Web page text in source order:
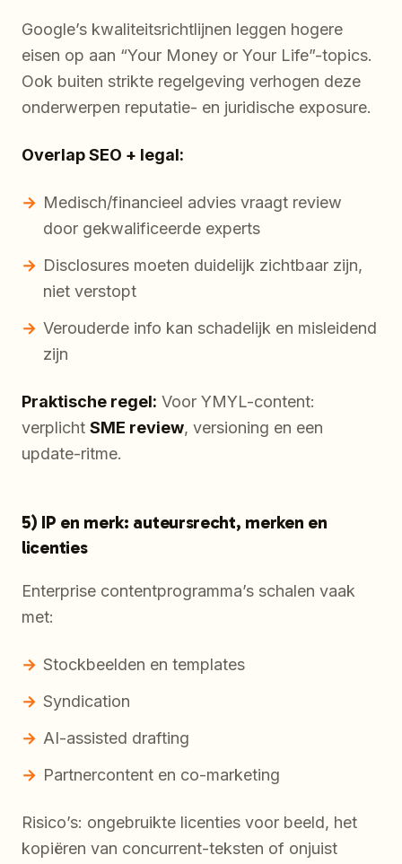
Google’s kwaliteitsrichtlijnen leggen hogere
eisen op aan “Your Money or Your Life”-topics.
Ook buiten strikte regelgeving verhogen deze
onderwerpen reputatie- en juridische exposure.
Overlap SEO + legal:
Medisch/financieel advies vraagt review
door gekwalificeerde experts
Disclosures moeten duidelijk zichtbaar zijn,
niet verstopt
Verouderde info kan schadelijk en misleidend
zijn
Praktische regel: Voor YMYL-content:
verplicht SME review, versioning en een
update-ritme.
5) IP en merk: auteursrecht, merken en
licenties
Enterprise contentprogramma’s schalen vaak
met:
Stockbeelden en templates
Syndication
AI-assisted drafting
Partnercontent en co-marketing
Risico’s: ongebruikte licenties voor beeld, het
kopiëren van concurrent-teksten of onjuist